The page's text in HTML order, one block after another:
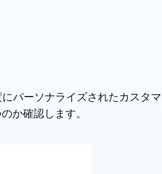
パーソナライズされたカスタ
か確認します。